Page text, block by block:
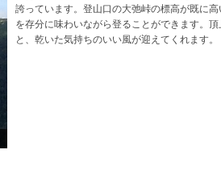
誇っています。登山口の大弛峠の標高が既に
を存分に味わいながら登ることができます。
と、乾いた気持ちのいい風が迎えてくれます。